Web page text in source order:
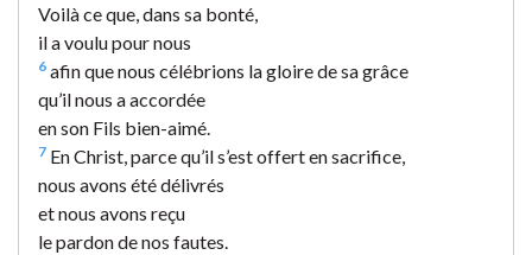
Voilà ce que, dans sa bonté,
il a voulu pour nous
6 afin que nous célébrions la gloire de sa grâce
qu’il nous a accordée
en son Fils bien-aimé.
7 En Christ, parce qu’il s’est offert en sacrifice,
nous avons été délivrés
et nous avons reçu
le pardon de nos fautes.